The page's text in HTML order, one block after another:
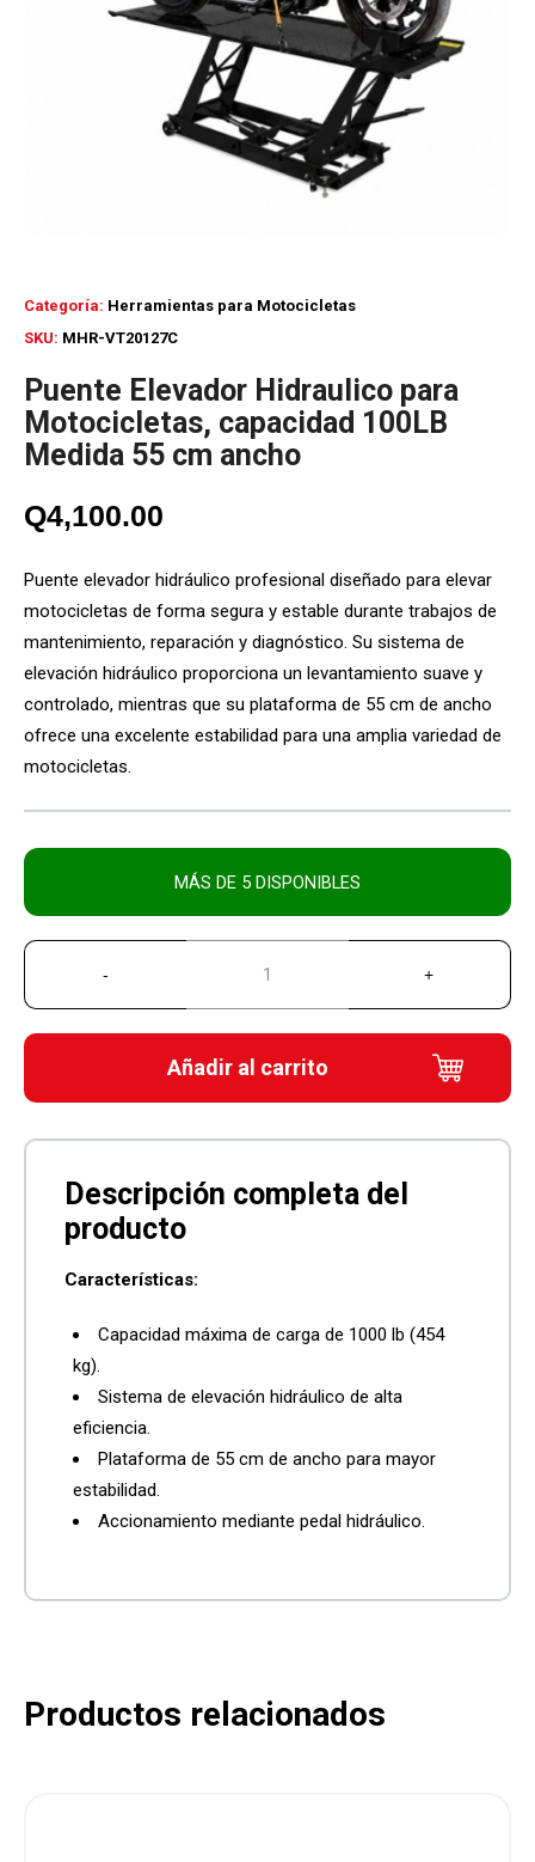
SKU: MHR-VT20127C
Categoría: Herramientas para Motocicletas
Puente Elevador Hidraulico para
Motocicletas, capacidad 100LB
Medida 55 cm ancho
Q4,100.00
Puente elevador hidráulico profesional diseñado para elevar
motocicletas de forma segura y estable durante trabajos de
mantenimiento, reparación y diagnóstico. Su sistema de
elevación hidráulico proporciona un levantamiento suave y
controlado, mientras que su plataforma de 55 cm de ancho
ofrece una excelente estabilidad para una amplia variedad de
motocicletas.
MÁS DE 5 DISPONIBLES
Añadir al carrito
Características:
Capacidad máxima de carga de 1000 lb (454
kg).
Sistema de elevación hidráulico de alta
eficiencia.
Plataforma de 55 cm de ancho para mayor
estabilidad.
Accionamiento mediante pedal hidráulico.
Productos relacionados